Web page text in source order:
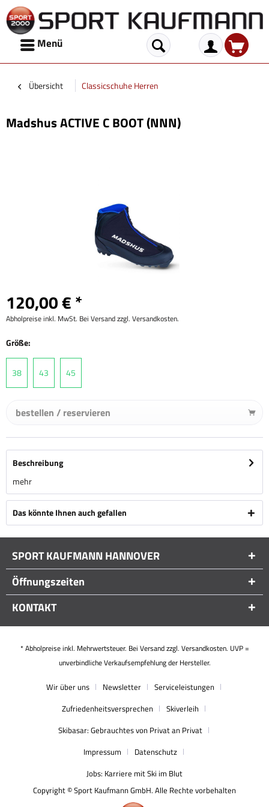
Menü
Übersicht Classicschuhe Herren
Madshus ACTIVE C BOOT (NNN)
120,00 € *
Abholpreise inkl. MwSt. Bei Versand zzgl. Versandkosten.
Größe:
38 43 45
bestellen / reservieren
Beschreibung
mehr
Das könnte Ihnen auch gefallen
SPORT KAUFMANN HANNOVER
Öffnungszeiten
KONTAKT
* Abholpreise inkl. Mehrwertsteuer. Bei Versand zzgl. Versandkosten. UVP =
unverbindliche Verkaufsempfehlung der Hersteller.
Wir über uns Newsletter
Serviceleistungen
Zufriedenheitsversprechen
Skiverleih
Skibasar: Gebrauchtes von Privat an Privat
Impressum
Datenschutz
Jobs: Karriere mit Ski im Blut
Copyright © Sport Kaufmann GmbH. Alle Rechte vorbehalten